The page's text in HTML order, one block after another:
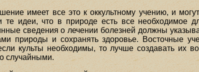
имеет все это к оккультному учению, и
идеи, что в природе есть все необходимое
сведения о лечении болезней должны
природы и сохранять здоровье. Восточные
культы необходимы, то лучше создавать их
случайными.